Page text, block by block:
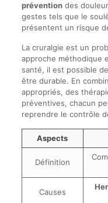
préventiondes
gestes tels que le
présentent un risque
La cruralgie est un
approche méthodique
santé, il est possible
être durable. En
appropriés, des
préventives, chacun
reprendre le contrôle
Aspects
Définition
Causes